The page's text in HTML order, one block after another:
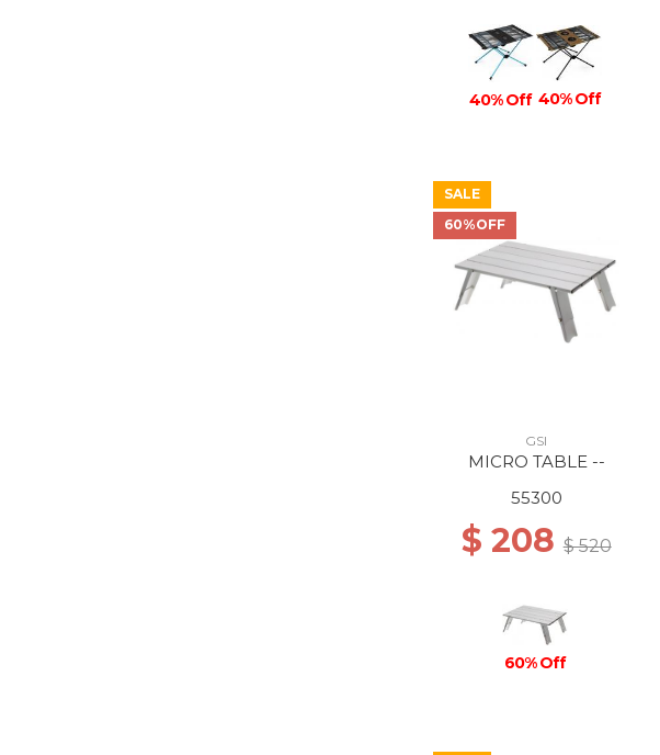
40% Off 40% Off
SALE
60%OFF
GSI
MICRO TABLE --
55300
$ 208$ 520
60% Off